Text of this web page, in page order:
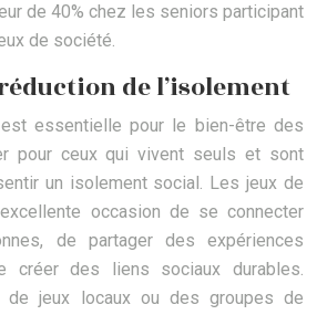
de 40% chez les seniors participant
de société.
de l’isolement
est essentielle pour le bien-être des
pour ceux qui vivent seuls et sont
un isolement social. Les jeux de
occasion de se connecter
de partager des expériences
créer des liens sociaux durables.
de jeux locaux ou des groupes de